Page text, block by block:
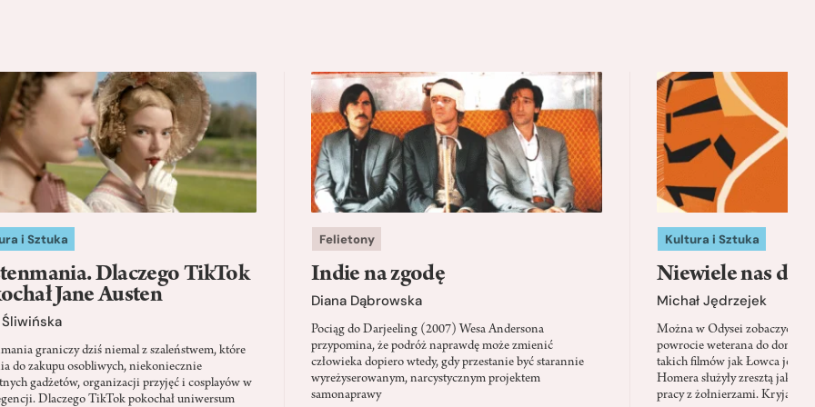
i Sztuka
Dlaczego TikTok
Jane Austen
graniczy dziś niemal z szaleństwem, które
do zakupu osobliwych, niekoniecznie
gadżetów, organizacji przyjęć i cosplayów w
Dlaczego TikTok pokochał uniwersum
Felietony
Indie na zgodę
Diana Dąbrowska
Pociąg do Darjeeling (2007) Wesa Andersona
przypomina, że podróż naprawdę może zmienić
człowieka dopiero wtedy, gdy przestanie być starannie
wyreżyserowanym, narcystycznym projektem
samonaprawy
Kultura i Sztuka
Niewiele nas
Michał Jędrzejek
Można w Odysei zobaczyć
powrocie weterana do domu,
takich filmów jak Łowca jeleni
Homera służyły zresztą jako
pracy z żołnierzami. Kryją też